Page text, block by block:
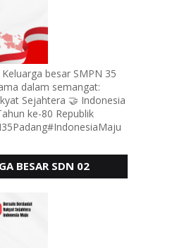
besar SMPN 35
dalam semangat:
Sejahtera 🤝 Indonesia
ke-80 Republik
BESAR SDN 02
- 80,